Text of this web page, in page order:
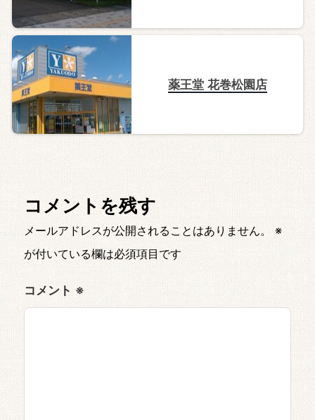
薬王堂 花巻松園店
コメントを残す
メールアドレスが公開されることはありません。
※
が付いている欄は必須項目です
コメント ※